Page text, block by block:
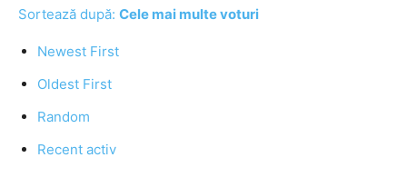
Sortează după: Cele mai multe voturi
Newest First
Oldest First
Random
Recent activ